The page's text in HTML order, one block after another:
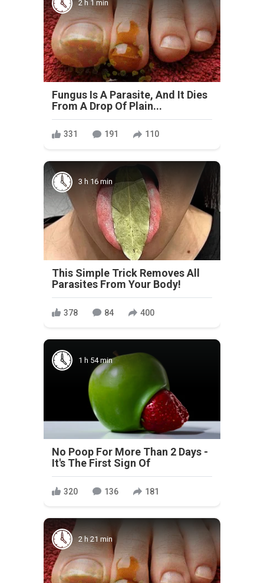
2 h 1 min
Fungus Is A Parasite, And It Dies
From A Drop Of Plain...
331 191 110
3 h 16 min
This Simple Trick Removes All
Parasites From Your Body!
378 84 400
1 h 54 min
No Poop For More Than 2 Days -
It's The First Sign Of
320 136 181
2 h 21 min